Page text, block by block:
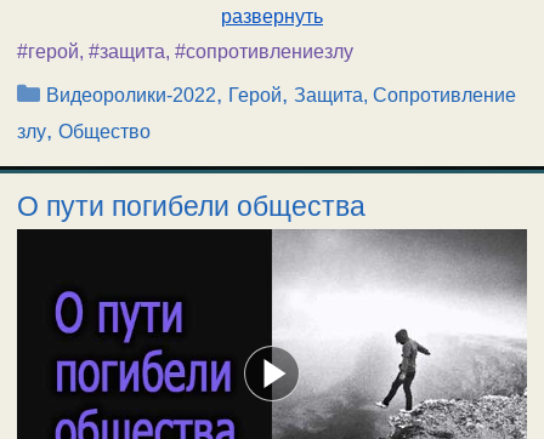
развернуть
#герой, #защита, #сопротивлениезлу
Рубрики
Видеоролики-2022, Герой,Защита, Сопротивление
злу, Общество
О пути погибели общества